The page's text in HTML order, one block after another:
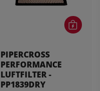
PIPERCROSS
PERFORMANCE
LUFTFILTER -
PP1839DRY